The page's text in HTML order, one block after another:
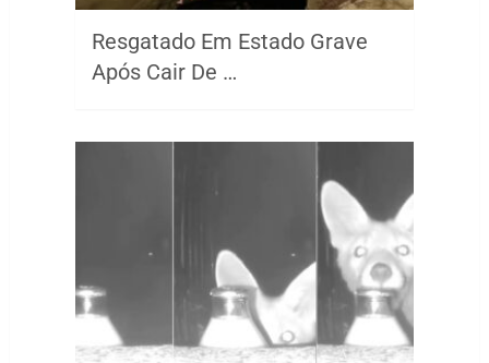
Resgatado Em Estado Grave
Após Cair De …